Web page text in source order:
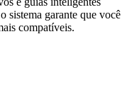
sistema garante que você
compatíveis.